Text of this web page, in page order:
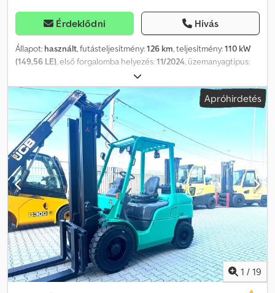
Érdeklődni Hívás
Állapot: használt, futásteljesítmény:126 km, teljesítmény:110 kW
(149,56 LE), első forgalomba helyezés:11/2024, üzemanyagtípus:
, maximális teherbírás:5 000 kg
tengelytáv:3 400 mm, szín:kék, vezetőfülke:nappali fülke,
egyéb, kibocsátási osztály:
, felfüggesztés:
egyéb, Gyártási év:2024, Ez az ajánlat nem kötelező érvényű. A
tévedés és az időközi értékesítés jogát fenntartjuk. Idegen valuta
megadása esetén az aktuális napi árfolyam érvényes. Az érvényes
valuta a jármű helyszínének pénzneme. Tengelyképlet: 4x2,
szimpla fülke, terhelhetőség 4-5 t, megengedett össztömeg 6 t-
tól, tengelytáv: 3400 mm, fűthető visszapillantó tükör, tolatójelző,
vezetőoldali légzsák, tolatókamera is tartozék. Cjdpfxezrimze Ab
Usrf
Apróhirdetés
1 / 19